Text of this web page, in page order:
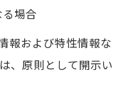
場合
報および特性情報な
、原則として開示い